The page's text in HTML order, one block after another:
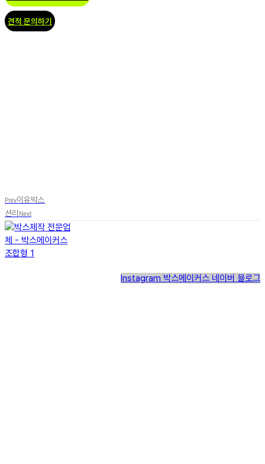
견적 문의하기
Prev이유박스
션리 Next
Instagram 박스메이커스 네이버 블로그